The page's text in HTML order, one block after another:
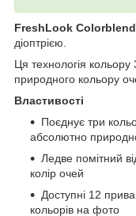
FreshLook
діоптрією.
Ця технологія
природного кольору
Властивості
Поєднує три
абсолютно
Ледве помітний
колір очей
Доступні 12
кольорів на фото